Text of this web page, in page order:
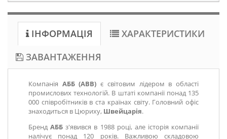
ІНФОРМАЦІЯ
ХАРАКТЕРИСТИКИ
ЗАВАНТАЖЕННЯ
Компанія АББ (ABB) є світовим лідером в області
промислових технологій. В штаті компанії понад 135
000 співробітників в ста країнах світу. Головний офіс
знаходиться в Цюриху, Швейцарія.
БрендАББ з'явився в 1988 році, але історія компанії
налічує понад 120 років. Важливою складовою